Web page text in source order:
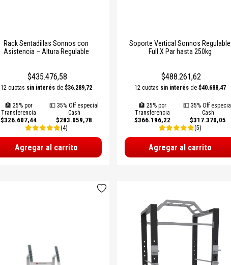
Rack Sentadillas Sonnos con
Asistencia – Altura Regulable
$435.476,58
12 cuotas sin interésde $36.289,72
🏦 25% por
Transferencia
$326.607,44
💵 35% Off especial
Cash
$283.059,78
(4)
Agregar al carrito
Soporte Vertical Sonnos Regulable
Full X Par hasta 250kg
$488.261,62
12 cuotas sin interésde $40.688,47
🏦 25% por
Transferencia
$366.196,22
💵 35% Off especial
Cash
$317.370,05
(5)
Agregar al carrito